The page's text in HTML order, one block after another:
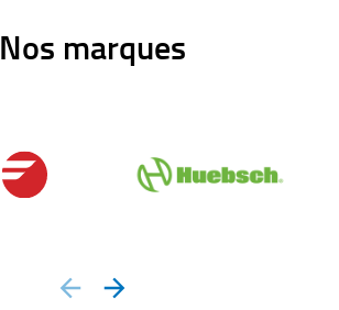
Nos marques
prev next